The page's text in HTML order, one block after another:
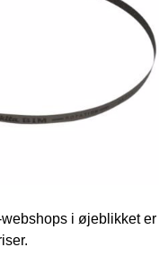
i øjeblikket er